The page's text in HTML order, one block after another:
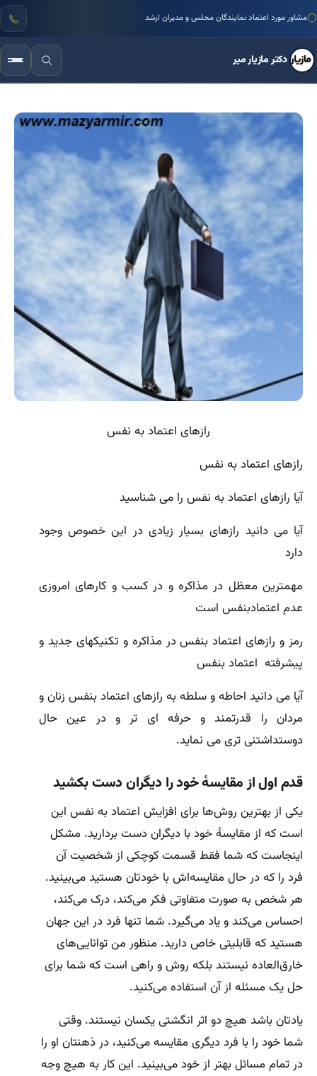
منتور بیش از ۱۰۰۰ کسب‌وکار ایرانی
دکتر مازیار میر
رازهای اعتماد به نفس
رازهای اعتماد به نفس
آیا رازهای اعتماد به نفس را می شناسید
آیا می دانید رازهای بسیار زیادی در این خصوص وجود
دارد
مهمترین معظل در مذاکره و در کسب و کارهای امروزی
عدم اعتمادبنفس است
رمز و رازهای اعتماد بنفس در مذاکره و تکنیکهای جدید و
پیشرفته اعتماد بنفس
آیا می دانید احاطه و سلطه به رازهای اعتماد بنفس زنان و
مردان را قدرتمند و حرفه ای تر و در عین حال
دوستداشتنی تری می نماید.
قدم اول از مقایسهٔ خود را دیگران دست بکشید
یکی از بهترین روش‌ها برای افزایش اعتماد به نفس این
است که از مقایسهٔ خود با دیگران دست بردارید. مشکل
اینجاست که شما فقط قسمت کوچکی از شخصیت آن
فرد را که در حال مقایسه‌اش با خودتان هستید می‌بینید.
هر شخص به صورت متفاوتی فکر می‌کند، درک می‌کند،
احساس می‌کند و یاد می‌گیرد. شما تنها فرد در این جهان
هستید که قابلیتی خاص دارید. منظور من توانایی‌های
خارق‌العاده نیستند بلکه روش و راهی است که شما برای
حل یک مسئله از آن استفاده می‌کنید.
یادتان باشد هیچ دو اثر انگشتی یکسان نیستند. وقتی
شما خود را با فرد دیگری مقایسه می‌کنید، در ذهنتان او را
در تمام مسائل بهتر از خود می‌بینید. این کار به هیچ وجه